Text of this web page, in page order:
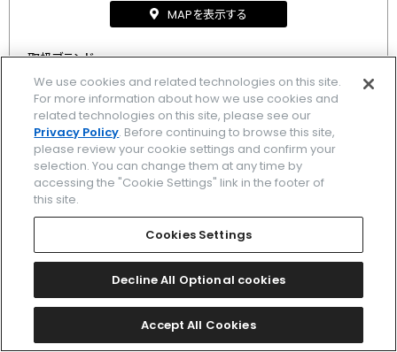
MAPを表示する
取扱ブランド
アテッサ/クロスシー/シチズン エル/シチズンコレクション
/
We use cookies and related technologies on this site.
For more information about how we use cookies and
related technologies on this site, please see our
Privacy Policy. Before continuing to browse this site,
please review your cookie settings and confirm your
selection. You can change them at any time by
accessing the "Cookie Settings" link in the footer of
this site.
Cookies Settings
Decline All Optional cookies
Accept All Cookies